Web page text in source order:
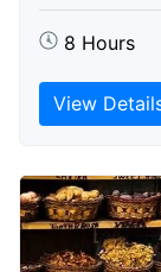
8 Hours
View